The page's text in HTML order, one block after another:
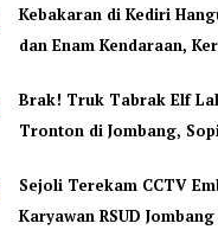
Kebakaran di Kediri
dan Enam Kendaraan,
Brak! Truk Tabrak Elf
Tronton di Jombang,
Sejoli Terekam CCTV
Karyawan RSUD